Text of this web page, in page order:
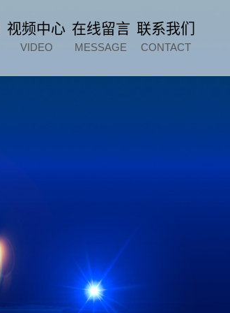
视频中心
VIDEO
在线留言
MESSAGE
联系我们
CONTACT